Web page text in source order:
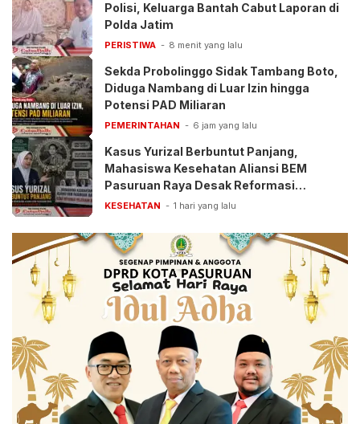
Polisi, Keluarga Bantah Cabut Laporan di
Polda Jatim
PERISTIWA 8 menit yang lalu
Sekda Probolinggo Sidak Tambang Boto,
Diduga Nambang di Luar Izin hingga
Potensi PAD Miliaran
PEMERINTAHAN 6 jam yang lalu
Kasus Yurizal Berbuntut Panjang,
Mahasiswa Kesehatan Aliansi BEM
Pasuruan Raya Desak Reformasi
Pelayanan BPJS
KESEHATAN 1 hari yang lalu